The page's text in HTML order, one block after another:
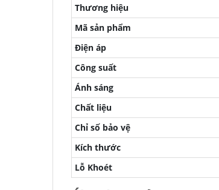
Thương hiệu
Mã sản phẩm
Điện áp
Công suất
Ánh sáng
Chất liệu
Chỉ số bảo vệ
Kích thước
Lỗ Khoét